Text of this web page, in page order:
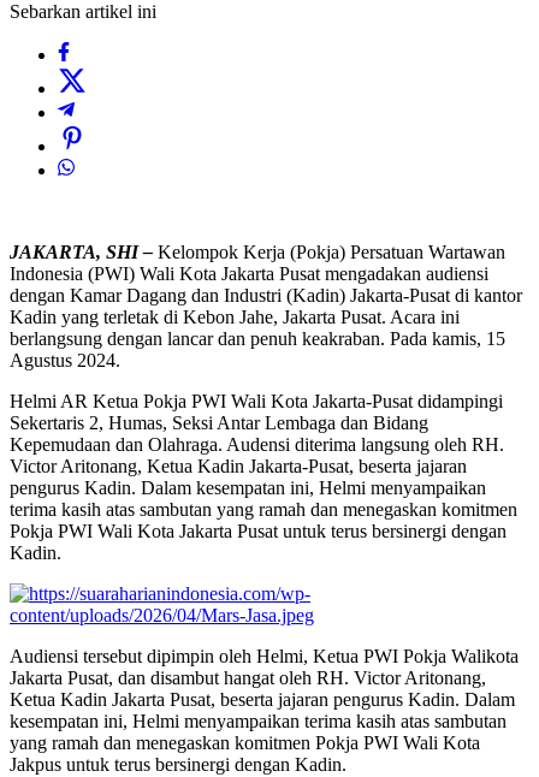
Sebarkan artikel ini
JAKARTA, SHI – Kelompok Kerja (Pokja) Persatuan Wartawan
Indonesia (PWI) Wali Kota Jakarta Pusat mengadakan audiensi
dengan Kamar Dagang dan Industri (Kadin) Jakarta-Pusat di kantor
Kadin yang terletak di Kebon Jahe, Jakarta Pusat. Acara ini
berlangsung dengan lancar dan penuh keakraban. Pada kamis, 15
Agustus 2024.
Helmi AR Ketua Pokja PWI Wali Kota Jakarta-Pusat didampingi
Sekertaris 2, Humas, Seksi Antar Lembaga dan Bidang
Kepemudaan dan Olahraga. Audensi diterima langsung oleh RH.
Victor Aritonang, Ketua Kadin Jakarta-Pusat, beserta jajaran
pengurus Kadin. Dalam kesempatan ini, Helmi menyampaikan
terima kasih atas sambutan yang ramah dan menegaskan komitmen
Pokja PWI Wali Kota Jakarta Pusat untuk terus bersinergi dengan
Kadin.
Audiensi tersebut dipimpin oleh Helmi, Ketua PWI Pokja Walikota
Jakarta Pusat, dan disambut hangat oleh RH. Victor Aritonang,
Ketua Kadin Jakarta Pusat, beserta jajaran pengurus Kadin. Dalam
kesempatan ini, Helmi menyampaikan terima kasih atas sambutan
yang ramah dan menegaskan komitmen Pokja PWI Wali Kota
Jakpus untuk terus bersinergi dengan Kadin.